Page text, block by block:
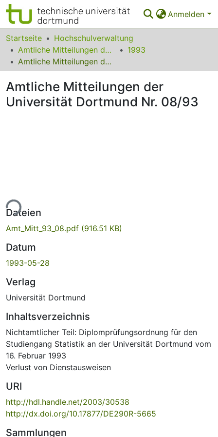
Anmelden
Bereiche & Sammlungen
Das gesamte Repositorium
FAQ
Startseite
Hochschulverwaltung
Amtliche Mitteilungen der Technischen Universität Dortmund
1993
Amtliche Mitteilungen der Universität Dortmund Nr. 08/93
Amtliche Mitteilungen der
Universität Dortmund Nr. 08/93
Dateien
Amt_Mitt_93_08.pdf (916.51 KB)
Datum
1993-05-28
Verlag
Universität Dortmund
Inhaltsverzeichnis
Nichtamtlicher Teil: Diplomprüfungsordnung für den
Studiengang Statistik an der Universität Dortmund vom
16. Februar 1993
Verlust von Dienstausweisen
URI
http://hdl.handle.net/2003/30538
http://dx.doi.org/10.17877/DE290R-5665
Sammlungen